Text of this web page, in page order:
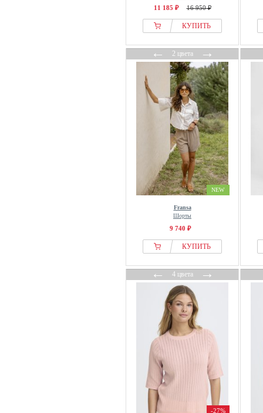
11 185 ₽ 16 950 ₽
КУПИТЬ
←2 цвета→
NEW
Fransa
Шорты
9 740 ₽
КУПИТЬ
←4 цвета→
-27%